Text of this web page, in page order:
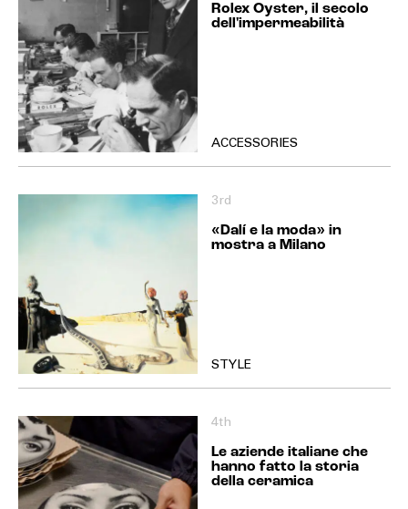
Rolex Oyster, il secolo
dell'impermeabilità
ACCESSORIES
3rd
«Dalí e la moda» in
mostra a Milano
STYLE
4th
Le aziende italiane che
hanno fatto la storia
della ceramica